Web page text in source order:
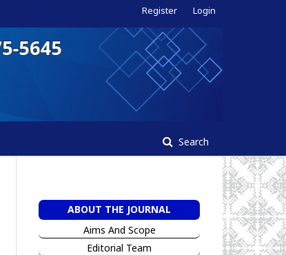
Search
Register Login
ABOUT THE JOURNAL
Aims And Scope
Editorial Team